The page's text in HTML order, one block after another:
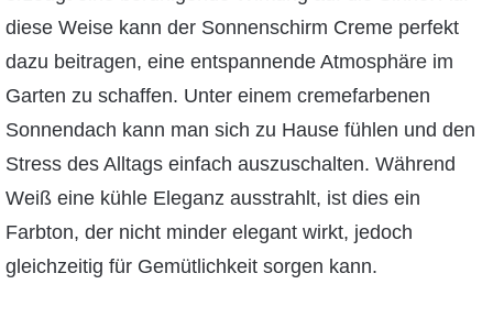
diese Weise kann der Sonnenschirm Creme perfekt
dazu beitragen, eine entspannende Atmosphäre im
Garten zu schaffen. Unter einem cremefarbenen
Sonnendach kann man sich zu Hause fühlen und den
Stress des Alltags einfach auszuschalten. Während
Weiß eine kühle Eleganz ausstrahlt, ist dies ein
Farbton, der nicht minder elegant wirkt, jedoch
gleichzeitig für Gemütlichkeit sorgen kann.